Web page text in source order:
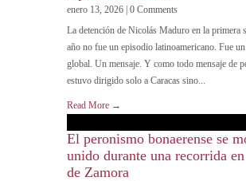
enero 13, 2026 | 0 Comments
La detención de Nicolás Maduro en la primera
año no fue un episodio latinoamericano. Fue
global. Un mensaje. Y como todo mensaje de
estuvo dirigido solo a Caracas sino...
Read More →
El peronismo bonaerense se
unido durante una recorrida
de Zamora